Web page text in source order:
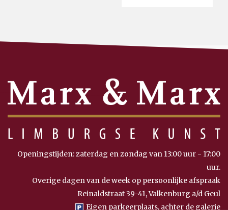
Openingstijden: zaterdag en zondag van 13:00 uur - 17:00
uur.
Overige dagen van de week op persoonlijke afspraak
Reinaldstraat 39-41, Valkenburg a/d Geul
Eigen parkeerplaats, achter de galerie